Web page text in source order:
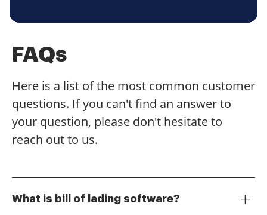
FAQs
Here is a list of the most common customer
questions. If you can't find an answer to
your question, please don't hesitate to
reach out to us.
What is bill of lading software?